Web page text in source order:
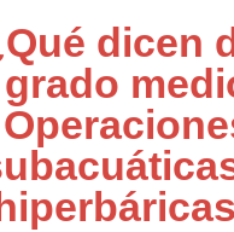
dicen
grado